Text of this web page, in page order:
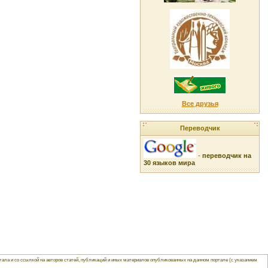
Все друзья
Переводчик
- переводчик на
30 языков мира
и со ссылкой на авторов статей, публикаций и иных материалов опубликованных на данном портале (с указанием